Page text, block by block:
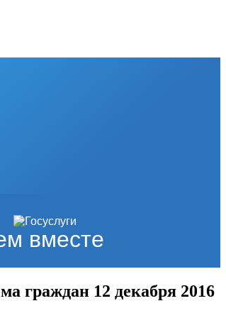
вместе
граждан 12 декабря 2016